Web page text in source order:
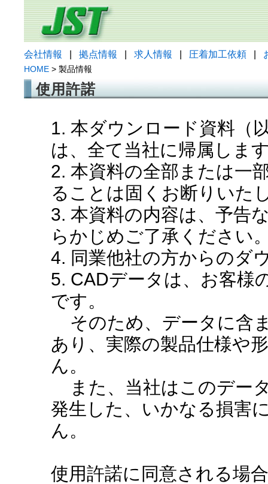
会社情報 拠点情報 求人情報 圧着加工依頼
HOME > 製品情報
使用許諾
1. 本ダウンロード資料（
は、全て当社に帰属しま
2. 本資料の全部または一
ることは固くお断りいた
3. 本資料の内容は、予告
らかじめご了承ください
4. 同業他社の方からのダ
5. CADデータは、お客様
です。
そのため、データに含
あり、実際の製品仕様や
ん。
また、当社はこのデー
発生した、いかなる損害
ん。
使用許諾に同意される場